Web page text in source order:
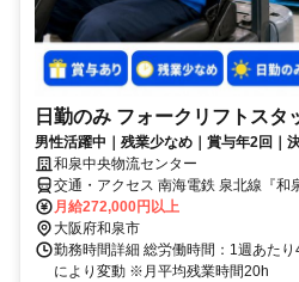
日勤のみ フォークリフトスタ
男性活躍中｜残業少なめ｜賞与年2回｜
和泉中央物流センター
交通・アクセス 南海電鉄 泉北線『和
車・バイク通勤OK
月給272,000円以上
大阪府和泉市
勤務時間詳細 総労働時間：1週あた
により変動 ※月平均残業時間20h